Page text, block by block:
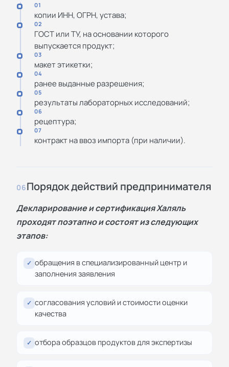
01
копии ИНН, ОГРН, устава;
02
ГОСТ или ТУ, на основании которого
выпускается продукт;
03
макет этикетки;
04
ранее выданные разрешения;
05
результаты лабораторных исследований;
06
рецептура;
07
контракт на ввоз импорта (при наличии).
06Порядок действий предпринимателя
Декларирование и сертификация Халяль
проходят поэтапно и состоят из следующих
этапов:
✓ обращения в специализированный центр и
заполнения заявления
✓ согласования условий и стоимости оценки
качества
✓ отбора образцов продуктов для экспертизы